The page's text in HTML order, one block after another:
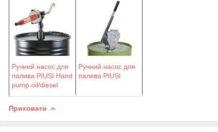
Ручний насос для
палива PIUSI Hand
pump oil/diesel
Ручний насос для
палива PIUSI
Приховати